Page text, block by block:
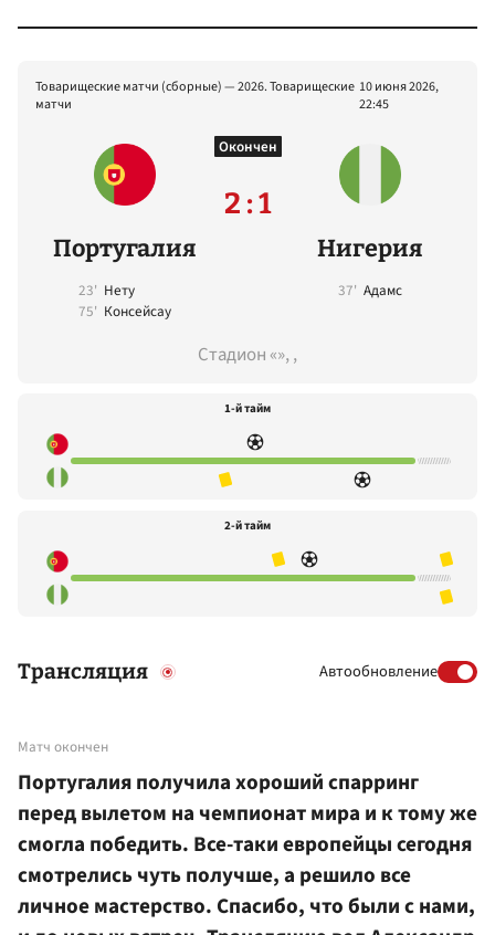
Товарищеские матчи (сборные) — 2026. Товарищеские
матчи
10 июня 2026,
22:45
Португалия
23' Нету
75' Консейсау
Окончен
2 : 1
Нигерия
37' Адамс
Стадион «», ,
1-й тайм
2-й тайм
Трансляция Автообновление
Матч окончен
Португалия получила хороший спарринг
перед вылетом на чемпионат мира и к тому же
смогла победить. Все-таки европейцы сегодня
смотрелись чуть получше, а решило все
личное мастерство. Спасибо, что были с нами,